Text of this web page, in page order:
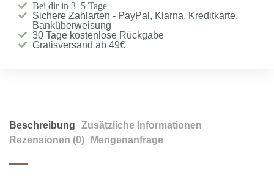
Bei dir in 3–5 Tage
Sichere Zahlarten - PayPal, Klarna, Kreditkarte,
Banküberweisung
30 Tage kostenlose Rückgabe
Gratisversand ab 49€
Beschreibung
Zusätzliche Informationen
Rezensionen (0)
Mengenanfrage